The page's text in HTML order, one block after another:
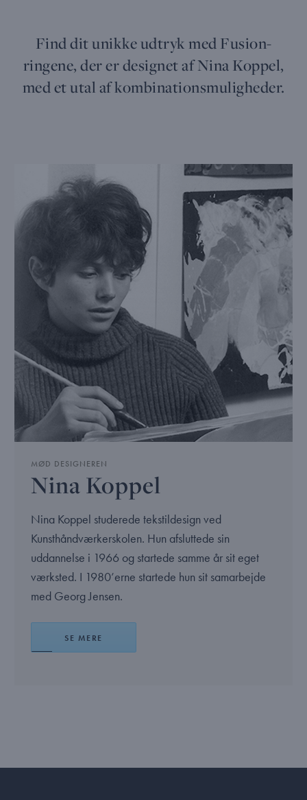
Find dit unikke udtryk med Fusion-
ringene, der er designet af Nina Koppel,
med et utal af kombinationsmuligheder.
MØD DESIGNEREN
Nina Koppel
Nina Koppel studerede tekstildesign ved
Kunsthåndværkerskolen. Hun afsluttede sin
uddannelse i 1966 og startede samme år sit eget
værksted. I 1980’erne startede hun sit samarbejde
med Georg Jensen.
SE MERE